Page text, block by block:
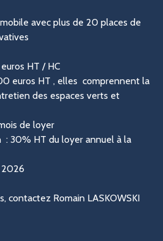
avec plus de 20 places de
HT / HC
euros HT , elles comprennent la
des espaces verts et
de loyer
: 30% HT du loyer annuel à la
2026
contactez Romain LASKOWSKI